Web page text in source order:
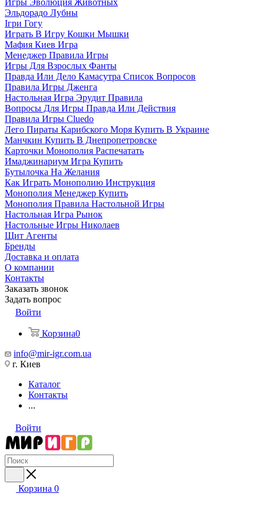
Игры Эволюция Животных
Эльдорадо Лубны
Ігри Гогу
Играть В Игру Кошки Мышки
Мафия Киев Игра
Менеджер Правила Игры
Игры Для Взрослых Фанты
Правда Или Дело Камасутра Список Вопросов
Правила Игры Дженга
Настольная Игра Эрудит Правила
Вопросы Для Игры Правда Или Действия
Правила Игры Cluedo
Лего Пираты Карибского Моря Купить В Украине
Манчкин Купить В Днепропетровске
Карточки Монополия Распечатать
Имаджинариум Игра Купить
Бутылочка На Желания
Как Играть Монополию Инструкция
Монополия Менеджер Купить
Монополия Правила Настольной Игры
Настольная Игра Рынок
Настольные Игры Николаев
Щит Агенты
Бренды
Доставка и оплата
О компании
Контакты
Заказать звонок
Задать вопрос
Войти
Корзина0
info@mir-igr.com.ua
г. Киев
Каталог
Контакты
...
Войти
Корзина 0